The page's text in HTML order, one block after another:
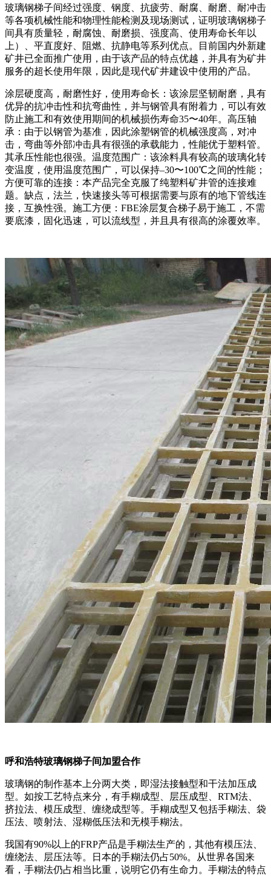
玻璃钢梯子间经过强度、钢度、抗疲劳、耐腐、耐磨、耐冲击
等各项机械性能和物理性能检测及现场测试，证明玻璃钢梯子
间具有质量轻，耐腐蚀、耐磨损、强度高、使用寿命长年以
上）、平直度好、阻燃、抗静电等系列优点。目前国内外新建
矿井已全面推广使用，由于该产品的特点优越，并具有为矿井
服务的超长使用年限，因此是现代矿井建设中使用的产品。
涂层硬度高，耐磨性好，使用寿命长：该涂层坚韧耐磨，具有
优异的抗冲击性和抗弯曲性，并与钢管具有附着力，可以有效
防止施工和有效使用期间的机械损伤寿命35〜40年。高压轴
承：由于以钢管为基准，因此涂塑钢管的机械强度高，对冲
击，弯曲等外部冲击具有很强的承载能力，性能优于塑料管。
其承压性能也很强。温度范围广：该涂料具有较高的玻璃化转
变温度，使用温度范围广，可以保持–30〜100℃之间的性能；
方便可靠的连接：本产品完全克服了纯塑料矿井管的连接难
题。缺点，法兰，快速接头等可根据需要与原有的地下管线连
接，互换性强。施工方便：FBE涂层复合梯子易于施工，不需
要底漆，固化迅速，可以流线型，并且具有很高的涂覆效率。
呼和浩特玻璃钢梯子间加盟合作
玻璃钢的制作基本上分两大类，即湿法接触型和干法加压成
型。如按工艺特点来分，有手糊成型、层压成型、RTM法、
挤拉法、模压成型、缠绕成型等。手糊成型又包括手糊法、袋
压法、喷射法、湿糊低压法和无模手糊法。
我国有90%以上的FRP产品是手糊法生产的，其他有模压法、
缠绕法、层压法等。日本的手糊法仍占50%。从世界各国来
看，手糊法仍占相当比重，说明它仍有生命力。手糊法的特点